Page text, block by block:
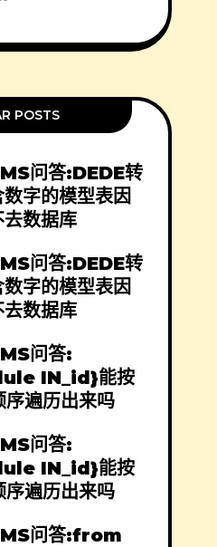
POSTS
问答:DEDE转
字的模型表因
去数据库
问答:DEDE转
字的模型表因
去数据库
问答:
IN_id}能按
遍历出来吗
问答:
IN_id}能按
遍历出来吗
问答:from